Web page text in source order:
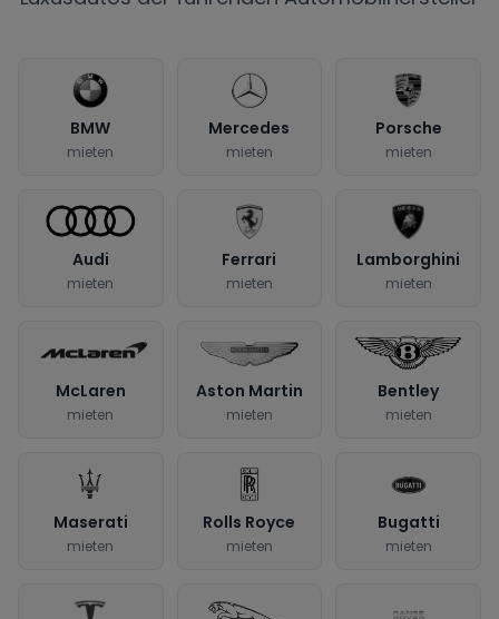
BMW
mieten
Mercedes
mieten
Porsche
mieten
Audi
mieten
Ferrari
mieten
Lamborghini
mieten
McLaren
mieten
Aston Martin
mieten
Bentley
mieten
Maserati
mieten
Rolls Royce
mieten
Bugatti
mieten